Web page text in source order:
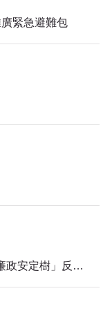
緊急避難包
115年新北市政府警察局「共植三一廉政安定樹」反貪倡廉有獎徵答得獎名單公告